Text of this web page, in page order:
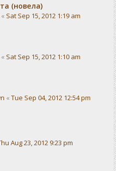
(новела)
« Sat Sep 15, 2012 1:19 am
« Sat Sep 15, 2012 1:10 am
« Tue Sep 04, 2012 12:54 pm
Aug 23, 2012 9:23 pm